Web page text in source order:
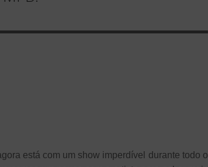
está com um show imperdível durante todo o